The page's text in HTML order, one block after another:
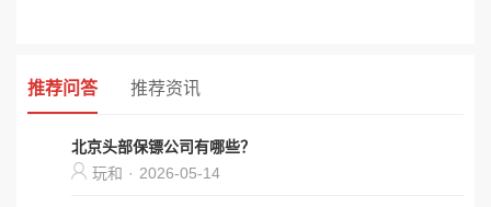
推荐问答 推荐资讯
北京头部保镖公司有哪些？
玩和 · 2026-05-14